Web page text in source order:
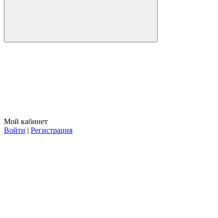
Мой кабинет
Войти | Регистрация